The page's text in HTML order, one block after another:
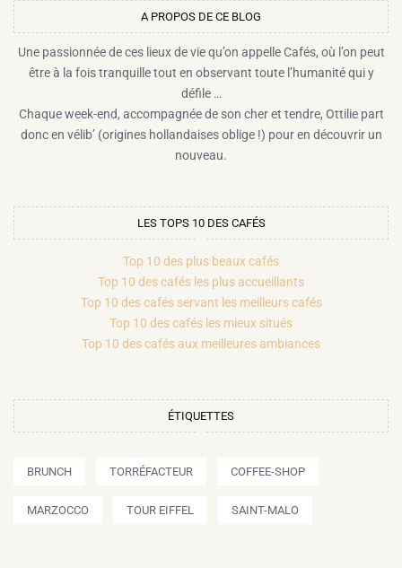
A PROPOS DE CE BLOG​
Une passionnée de ces lieux de vie qu’on appelle Cafés, où l’on peut
être à la fois tranquille tout en observant toute l’humanité qui y
défile …
Chaque week-end, accompagnée de son cher et tendre, Ottilie part
donc en vélib’ (origines hollandaises oblige !) pour en découvrir un
nouveau.
LES TOPS 10 DES CAFÉS
Top 10 des plus beaux cafés
Top 10 des cafés les plus accueillants
Top 10 des cafés servant les meilleurs cafés
Top 10 des cafés les mieux situés
Top 10 des cafés aux meilleures ambiances
ÉTIQUETTES
BRUNCH TORRÉFACTEUR COFFEE-SHOP
MARZOCCO TOUR EIFFEL SAINT-MALO